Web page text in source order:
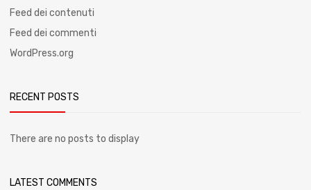
Feed dei contenuti
Feed dei commenti
WordPress.org
RECENT POSTS
There are no posts to display
LATEST COMMENTS